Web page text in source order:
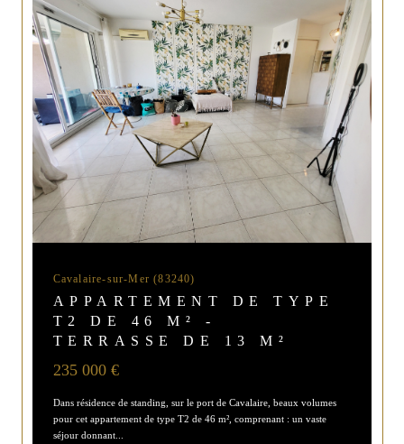
Cavalaire-sur-Mer (83240)
APPARTEMENT DE TYPE
T2 DE 46 M² -
TERRASSE DE 13 M²
235 000 €
Dans résidence de standing, sur le port de Cavalaire, beaux volumes
pour cet appartement de type T2 de 46 m², comprenant : un vaste
séjour donnant...